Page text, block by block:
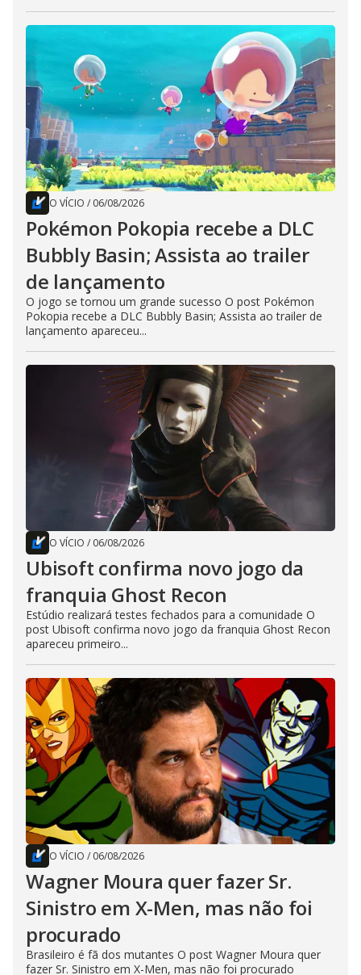
O VÍCIO / 06/08/2026
Pokémon Pokopia recebe a DLC
Bubbly Basin; Assista ao trailer
de lançamento
O jogo se tornou um grande sucesso O post Pokémon
Pokopia recebe a DLC Bubbly Basin; Assista ao trailer de
lançamento apareceu...
O VÍCIO / 06/08/2026
Ubisoft confirma novo jogo da
franquia Ghost Recon
Estúdio realizará testes fechados para a comunidade O
post Ubisoft confirma novo jogo da franquia Ghost Recon
apareceu primeiro...
O VÍCIO / 06/08/2026
Wagner Moura quer fazer Sr.
Sinistro em X-Men, mas não foi
procurado
Brasileiro é fã dos mutantes O post Wagner Moura quer
fazer Sr. Sinistro em X-Men, mas não foi procurado